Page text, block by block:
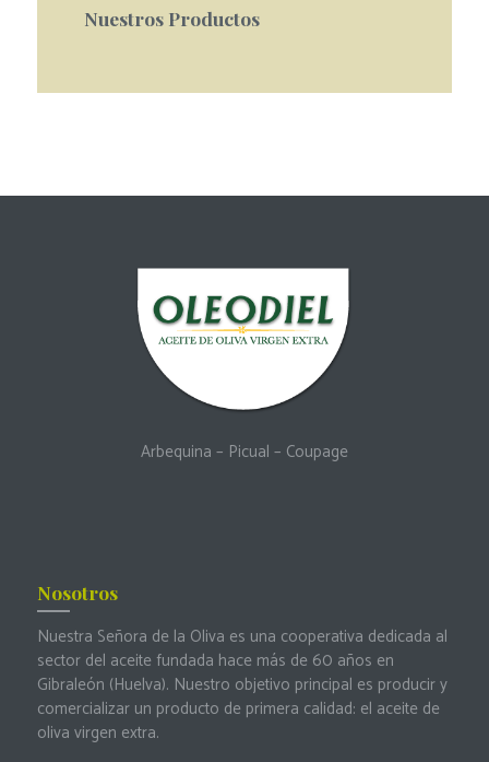
Nuestros Productos
Arbequina – Picual – Coupage
Nosotros
Nuestra Señora de la Oliva es una cooperativa dedicada al
sector del aceite fundada hace más de 60 años en
Gibraleón (Huelva). Nuestro objetivo principal es producir y
comercializar un producto de primera calidad: el aceite de
oliva virgen extra.